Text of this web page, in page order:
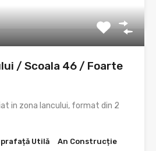
/ Scoala 46 / Foarte
in zona Iancului, format din 2
Utilă
An Construcție